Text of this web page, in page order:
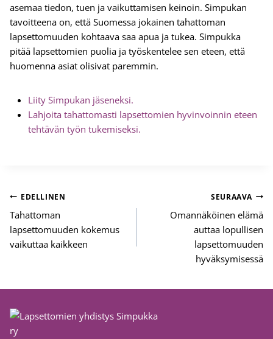
asemaa tiedon, tuen ja vaikuttamisen keinoin. Simpukan
tavoitteena on, että Suomessa jokainen tahattoman
lapsettomuuden kohtaava saa apua ja tukea. Simpukka
pitää lapsettomien puolia ja työskentelee sen eteen, että
huomenna asiat olisivat paremmin.
Liity Simpukan jäseneksi.
Lahjoita tahattomasti lapsettomien hyvinvoinnin eteen
tehtävän työn tukemiseksi.
Artikkelien
selaus
EDELLINEN
Tahattoman
lapsettomuuden kokemus
vaikuttaa kaikkeen
SEURAAVA
Omannäköinen elämä
auttaa lopullisen
lapsettomuuden
hyväksymisessä